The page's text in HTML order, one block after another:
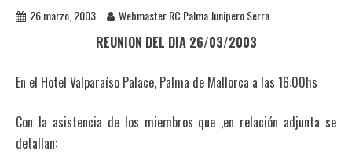
26 marzo, 2003 Webmaster RC Palma Junipero Serra
REUNION DEL DIA 26/03/2003
En el Hotel Valparaíso Palace, Palma de Mallorca a las 16:00hs
Con la asistencia de los miembros que ,en relación adjunta se
detallan: